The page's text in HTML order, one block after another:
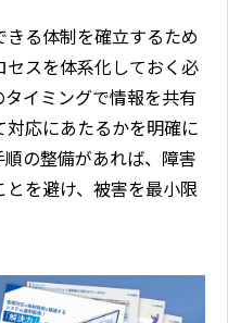
る体制を確立するため
スを体系化しておく必
イミングで情報を共有
応にあたるかを明確に
の整備があれば、障害
を避け、被害を最小限